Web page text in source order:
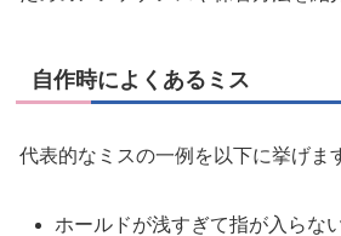
自作時によくあるミス
代表的なミスの一例を以下に挙げま
ホールドが浅すぎて指が入らな